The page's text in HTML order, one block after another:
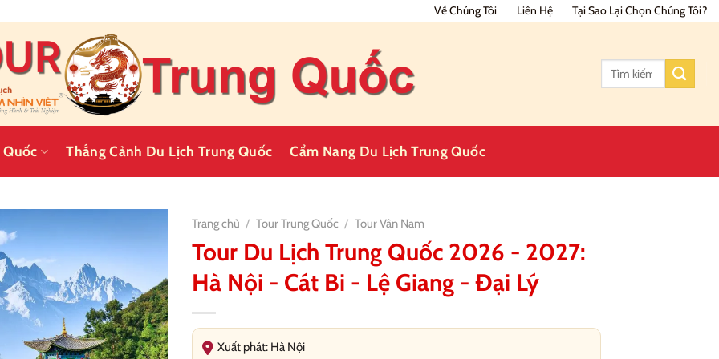
Về Chúng Tôi Liên Hệ Tại Sao Lại Chọn Chúng Tôi?
Tìm
Quốc Thắng Cảnh Du Lịch Trung Quốc Cẩm Nang Du Lịch Trung Quốc
Trang chủ / Tour Trung Quốc / Tour Vân Nam
Tour Du Lịch Trung Quốc 2026 - 2027:
Hà Nội - Cát Bi - Lệ Giang - Đại Lý
Xuất phát: Hà Nội